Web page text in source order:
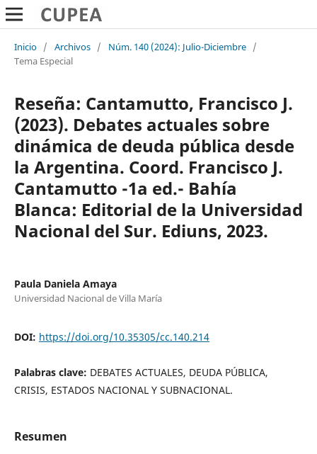
Inicio / Archivos / Núm. 140 (2024): Julio-Diciembre /
Tema Especial
Reseña: Cantamutto, Francisco J.
(2023). Debates actuales sobre
dinámica de deuda pública desde
la Argentina. Coord. Francisco J.
Cantamutto -1a ed.- Bahía
Blanca: Editorial de la Universidad
Nacional del Sur. Ediuns, 2023.
Paula Daniela Amaya
Universidad Nacional de Villa María
DOI: https://doi.org/10.35305/cc.140.214
Palabras clave: DEBATES ACTUALES, DEUDA PÚBLICA,
CRISIS, ESTADOS NACIONAL Y SUBNACIONAL.
Resumen